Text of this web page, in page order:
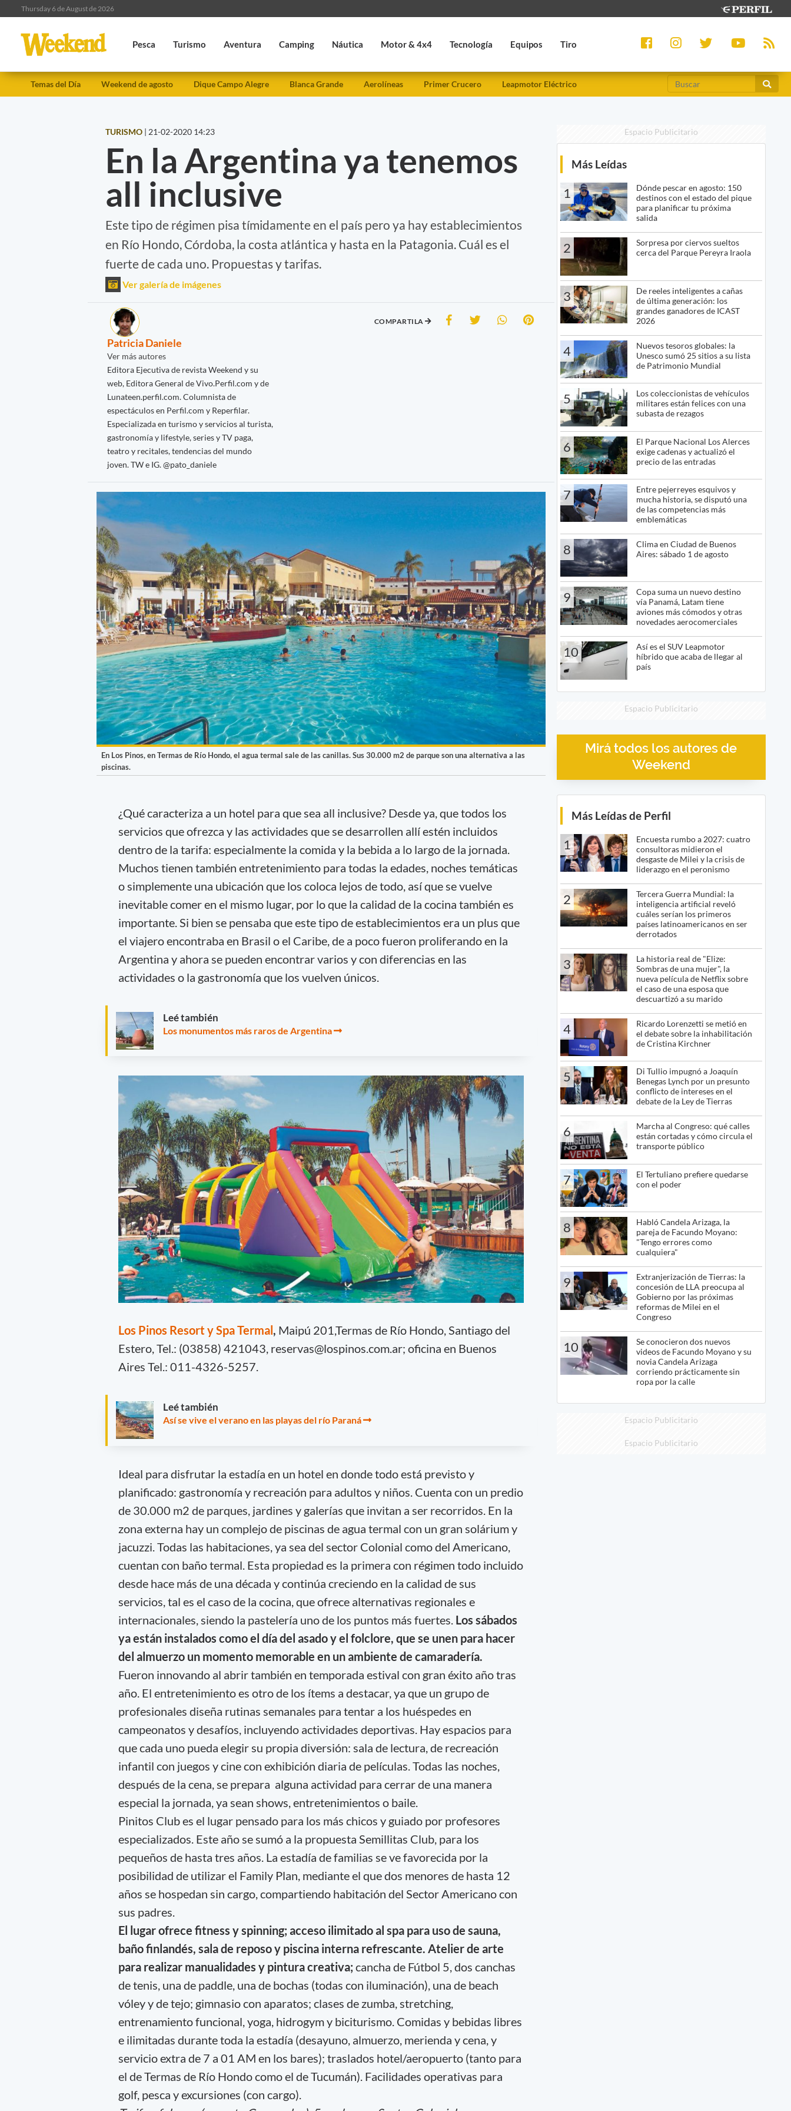
Thursday 6 de August de 2026
Pesca Turismo Aventura Camping Náutica Motor & 4x4 Tecnología Equipos Tiro
Temas del Día Weekend de agosto Dique Campo Alegre Blanca Grande Aerolíneas Primer Crucero Leapmotor Eléctrico
TURISMO | 21-02-2020 14:23
En la Argentina ya tenemos
all inclusive
Este tipo de régimen pisa tímidamente en el país pero ya hay establecimientos
en Río Hondo, Córdoba, la costa atlántica y hasta en la Patagonia. Cuál es el
fuerte de cada uno. Propuestas y tarifas.
Ver galería de imágenes
Patricia Daniele
Ver más autores
Editora Ejecutiva de revista Weekend y su
web, Editora General de Vivo.Perfil.com y de
Lunateen.perfil.com. Columnista de
espectáculos en Perfil.com y Reperfilar.
Especializada en turismo y servicios al turista,
gastronomía y lifestyle, series y TV paga,
teatro y recitales, tendencias del mundo
joven. TW e IG. @pato_daniele
COMPARTILA
En Los Pinos, en Termas de Río Hondo, el agua termal sale de las canillas. Sus 30.000 m2 de parque son una alternativa a las
piscinas.
¿Qué caracteriza a un hotel para que sea all inclusive? Desde ya, que todos los
servicios que ofrezca y las actividades que se desarrollen allí estén incluidos
dentro de la tarifa: especialmente la comida y la bebida a lo largo de la jornada.
Muchos tienen también entretenimiento para todas la edades, noches temáticas
o simplemente una ubicación que los coloca lejos de todo, así que se vuelve
inevitable comer en el mismo lugar, por lo que la calidad de la cocina también es
importante. Si bien se pensaba que este tipo de establecimientos era un plus que
el viajero encontraba en Brasil o el Caribe, de a poco fueron proliferando en la
Argentina y ahora se pueden encontrar varios y con diferencias en las
actividades o la gastronomía que los vuelven únicos.
Leé también
Los monumentos más raros de Argentina
Los Pinos Resort y Spa Termal, Maipú 201,Termas de Río Hondo, Santiago del
Estero, Tel.: (03858) 421043, reservas@lospinos.com.ar; oficina en Buenos
Aires Tel.: 011-4326-5257.
Leé también
Así se vive el verano en las playas del río Paraná
Ideal para disfrutar la estadía en un hotel en donde todo está previsto y
planificado: gastronomía y recreación para adultos y niños. Cuenta con un predio
de 30.000 m2 de parques, jardines y galerías que invitan a ser recorridos. En la
zona externa hay un complejo de piscinas de agua termal con un gran solárium y
jacuzzi. Todas las habitaciones, ya sea del sector Colonial como del Americano,
cuentan con baño termal. Esta propiedad es la primera con régimen todo incluido
desde hace más de una década y continúa creciendo en la calidad de sus
servicios, tal es el caso de la cocina, que ofrece alternativas regionales e
internacionales, siendo la pastelería uno de los puntos más fuertes. Los sábados
ya están instalados como el día del asado y el folclore, que se unen para hacer
del almuerzo un momento memorable en un ambiente de camaradería.
Fueron innovando al abrir también en temporada estival con gran éxito año tras
año. El entretenimiento es otro de los ítems a destacar, ya que un grupo de
profesionales diseña rutinas semanales para tentar a los huéspedes en
campeonatos y desafíos, incluyendo actividades deportivas. Hay espacios para
que cada uno pueda elegir su propia diversión: sala de lectura, de recreación
infantil con juegos y cine con exhibición diaria de películas. Todas las noches,
después de la cena, se prepara alguna actividad para cerrar de una manera
especial la jornada, ya sean shows, entretenimientos o baile.
Pinitos Club es el lugar pensado para los más chicos y guiado por profesores
especializados. Este año se sumó a la propuesta Semillitas Club, para los
pequeños de hasta tres años. La estadía de familias se ve favorecida por la
posibilidad de utilizar el Family Plan, mediante el que dos menores de hasta 12
años se hospedan sin cargo, compartiendo habitación del Sector Americano con
sus padres.
El lugar ofrece fitness y spinning; acceso ilimitado al spa para uso de sauna,
baño finlandés, sala de reposo y piscina interna refrescante. Atelier de arte
para realizar manualidades y pintura creativa; cancha de Fútbol 5, dos canchas
de tenis, una de paddle, una de bochas (todas con iluminación), una de beach
vóley y de tejo; gimnasio con aparatos; clases de zumba, stretching,
entrenamiento funcional, yoga, hidrogym y biciturismo. Comidas y bebidas libres
e ilimitadas durante toda la estadía (desayuno, almuerzo, merienda y cena, y
servicio extra de 7 a 01 AM en los bares); traslados hotel/aeropuerto (tanto para
el de Termas de Río Hondo como el de Tucumán). Facilidades operativas para
golf, pesca y excursiones (con cargo).
Espacio Publicitario
Más Leídas
1
Dónde pescar en agosto: 150
destinos con el estado del pique
para planificar tu próxima
salida
2
Sorpresa por ciervos sueltos
cerca del Parque Pereyra Iraola
3
De reeles inteligentes a cañas
de última generación: los
grandes ganadores de ICAST
2026
4
Nuevos tesoros globales: la
Unesco sumó 25 sitios a su lista
de Patrimonio Mundial
5
Los coleccionistas de vehículos
militares están felices con una
subasta de rezagos
6
El Parque Nacional Los Alerces
exige cadenas y actualizó el
precio de las entradas
7
Entre pejerreyes esquivos y
mucha historia, se disputó una
de las competencias más
emblemáticas
8
Clima en Ciudad de Buenos
Aires: sábado 1 de agosto
9
Copa suma un nuevo destino
vía Panamá, Latam tiene
aviones más cómodos y otras
novedades aerocomerciales
10
Así es el SUV Leapmotor
híbrido que acaba de llegar al
país
Espacio Publicitario
Mirá todos los autores de
Weekend
Más Leídas de Perfil
1
Encuesta rumbo a 2027: cuatro
consultoras midieron el
desgaste de Milei y la crisis de
liderazgo en el peronismo
2
Tercera Guerra Mundial: la
inteligencia artificial reveló
cuáles serían los primeros
países latinoamericanos en ser
derrotados
3
La historia real de "Elize:
Sombras de una mujer", la
nueva película de Netflix sobre
el caso de una esposa que
descuartizó a su marido
4
Ricardo Lorenzetti se metió en
el debate sobre la inhabilitación
de Cristina Kirchner
5
Di Tullio impugnó a Joaquín
Benegas Lynch por un presunto
conflicto de intereses en el
debate de la Ley de Tierras
6
Marcha al Congreso: qué calles
están cortadas y cómo circula el
transporte público
7
El Tertuliano prefiere quedarse
con el poder
8
Habló Candela Arizaga, la
pareja de Facundo Moyano:
"Tengo errores como
cualquiera"
9
Extranjerización de Tierras: la
concesión de LLA preocupa al
Gobierno por las próximas
reformas de Milei en el
Congreso
10
Se conocieron dos nuevos
videos de Facundo Moyano y su
novia Candela Arizaga
corriendo prácticamente sin
ropa por la calle
Espacio Publicitario
Espacio Publicitario